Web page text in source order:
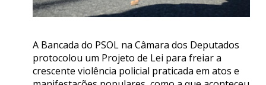
A Bancada do PSOL na Câmara dos Deputados
protocolou um Projeto de Lei para freiar a
crescente violência policial praticada em atos e